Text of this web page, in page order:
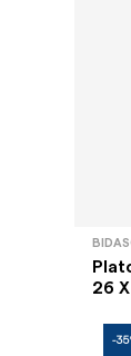
26
-